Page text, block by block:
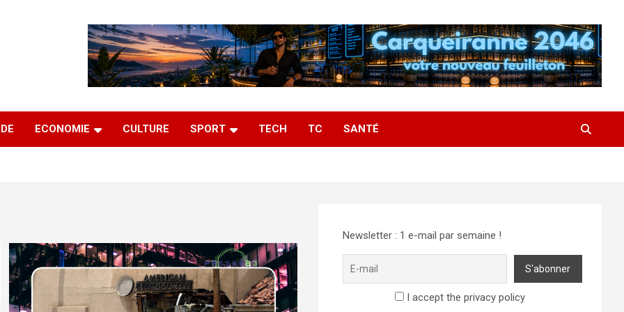
ECONOMIE CULTURE SPORT TECH TC SANTÉ
Newsletter : 1 e-mail par semaine !
I accept the privacy policy